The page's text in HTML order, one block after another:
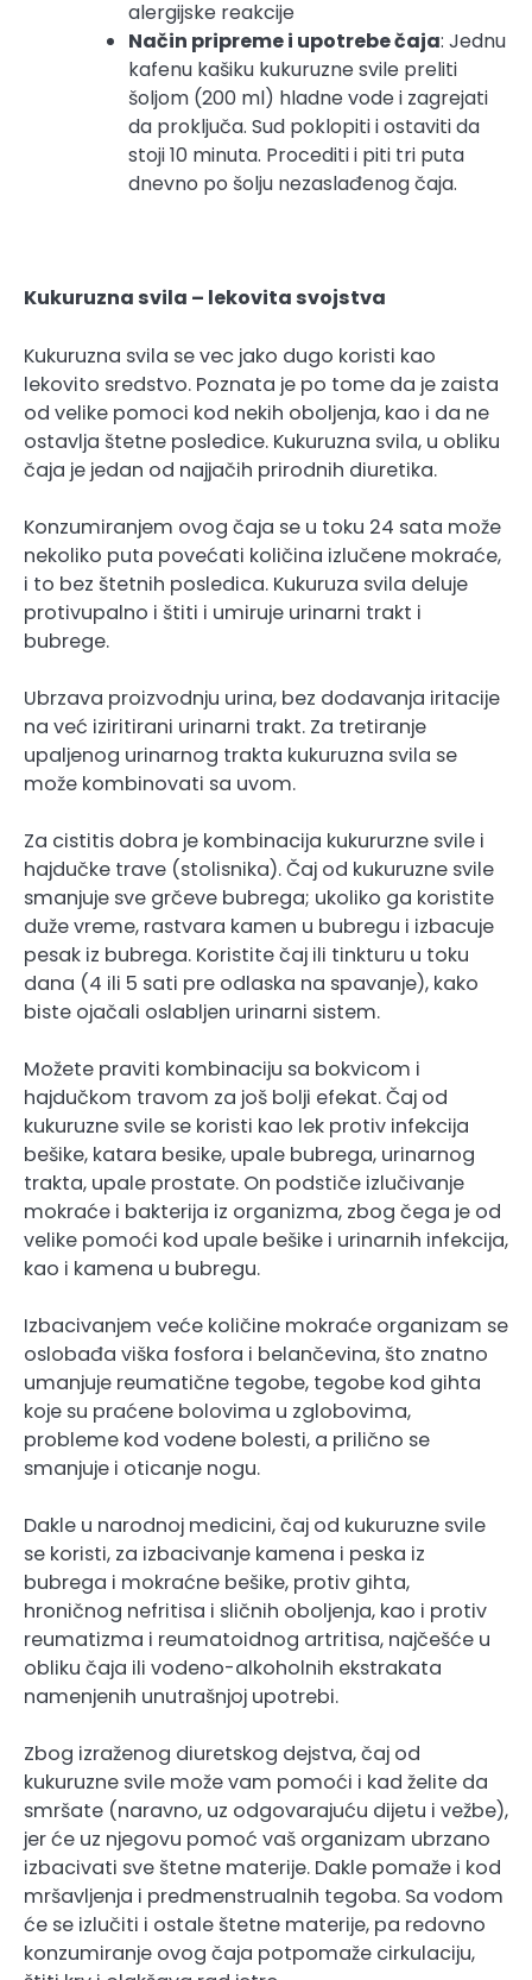
alergijske reakcije
Način pripreme i upotrebe čaja: Jednu
kafenu kašiku kukuruzne svile preliti
šoljom (200 ml) hladne vode i zagrejati
da proključa. Sud poklopiti i ostaviti da
stoji 10 minuta. Procediti i piti tri puta
dnevno po šolju nezaslađenog čaja.
Kukuruzna svila – lekovita svojstva
Kukuruzna svila se vec jako dugo koristi kao
lekovito sredstvo. Poznata je po tome da je zaista
od velike pomoci kod nekih oboljenja, kao i da ne
ostavlja štetne posledice. Kukuruzna svila, u obliku
čaja je jedan od najjačih prirodnih diuretika.
Konzumiranjem ovog čaja se u toku 24 sata može
nekoliko puta povećati količina izlučene mokraće,
i to bez štetnih posledica. Kukuruza svila deluje
protivupalno i štiti i umiruje urinarni trakt i
bubrege.
Ubrzava proizvodnju urina, bez dodavanja iritacije
na već iziritirani urinarni trakt. Za tretiranje
upaljenog urinarnog trakta kukuruzna svila se
može kombinovati sa uvom.
Za cistitis dobra je kombinacija kukururzne svile i
hajdučke trave (stolisnika). Čaj od kukuruzne svile
smanjuje sve grčeve bubrega; ukoliko ga koristite
duže vreme, rastvara kamen u bubregu i izbacuje
pesak iz bubrega. Koristite čaj ili tinkturu u toku
dana (4 ili 5 sati pre odlaska na spavanje), kako
biste ojačali oslabljen urinarni sistem.
Možete praviti kombinaciju sa bokvicom i
hajdučkom travom za još bolji efekat. Čaj od
kukuruzne svile se koristi kao lek protiv infekcija
bešike, katara besike, upale bubrega, urinarnog
trakta, upale prostate. On podstiče izlučivanje
mokraće i bakterija iz organizma, zbog čega je od
velike pomoći kod upale bešike i urinarnih infekcija,
kao i kamena u bubregu.
Izbacivanjem veće količine mokraće organizam se
oslobađa viška fosfora i belančevina, što znatno
umanjuje reumatične tegobe, tegobe kod gihta
koje su praćene bolovima u zglobovima,
probleme kod vodene bolesti, a prilično se
smanjuje i oticanje nogu.
Dakle u narodnoj medicini, čaj od kukuruzne svile
se koristi, za izbacivanje kamena i peska iz
bubrega i mokraćne bešike, protiv gihta,
hroničnog nefritisa i sličnih oboljenja, kao i protiv
reumatizma i reumatoidnog artritisa, najčešće u
obliku čaja ili vodeno-alkoholnih ekstrakata
namenjenih unutrašnjoj upotrebi.
Zbog izraženog diuretskog dejstva, čaj od
kukuruzne svile može vam pomoći i kad želite da
smršate (naravno, uz odgovarajuću dijetu i vežbe),
jer će uz njegovu pomoć vaš organizam ubrzano
izbacivati sve štetne materije. Dakle pomaže i kod
mršavljenja i predmenstrualnih tegoba. Sa vodom
će se izlučiti i ostale štetne materije, pa redovno
konzumiranje ovog čaja potpomaže cirkulaciju,